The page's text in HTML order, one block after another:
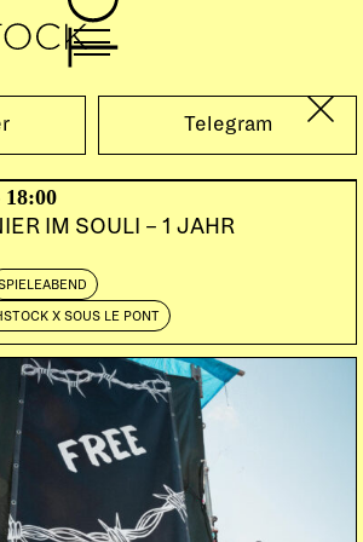
Telegram
18:00
IM SOULI – 1 JAHR
X SOUS LE PONT